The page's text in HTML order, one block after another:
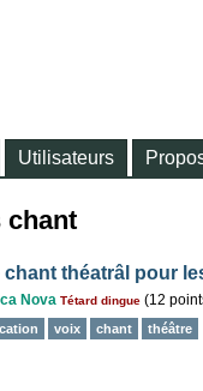
Utilisateurs
chant
chant théatrâl pour
Nova Tétard dingue (12
voix chant théâtre